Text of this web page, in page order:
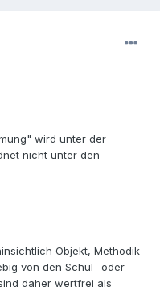
wird unter der
nicht unter den
Objekt, Methodik
von den Schul- oder
daher wertfrei als